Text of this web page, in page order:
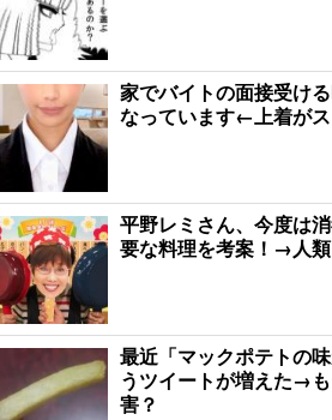
家でバイトの面接受け
なっています←上着が
平野レミさん、今度は
要な料理を考案！→人
最近「マックポテトの
うツイートが増えた→
害？